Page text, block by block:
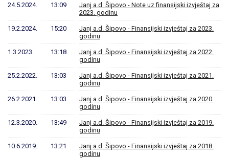
24.5.2024. 13:09
Janj a.d. Šipovo - Note uz finansijski izvještaj za
2023. godinu
19.2.2024. 15:20
Janj a.d. Šipovo - Finansijski izvještaj za 2023.
godinu
1.3.2023. 13:18
Janj a.d. Šipovo - Finansijski izvještaj za 2022.
godinu
25.2.2022. 13:03
Janj a.d. Šipovo - Finansijski izvještaj za 2021.
godinu
26.2.2021. 13:03
Janj a.d. Šipovo - Finansijski izvještaj za 2020.
godinu
12.3.2020. 13:49
Janj a.d. Šipovo - Finansijski izvještaj za 2019.
godinu
10.6.2019. 13:21
Janj a.d. Šipovo - Finansijski izvještaj za 2018.
godinu